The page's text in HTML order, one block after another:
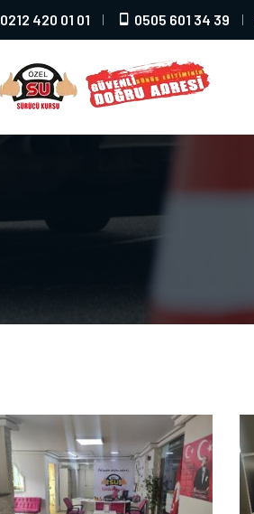
0212 420 01 01 0505 601 34 39